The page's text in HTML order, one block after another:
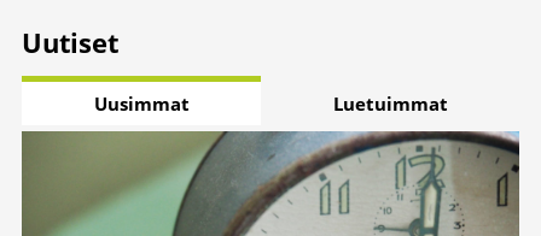
Uutiset
Uusimmat Luetuimmat